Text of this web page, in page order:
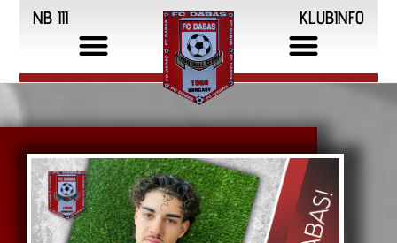
NB III KLUBINFO